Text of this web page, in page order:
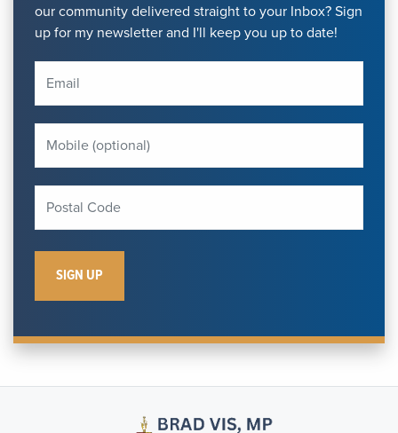
our community delivered straight to your Inbox? Sign
up for my newsletter and I'll keep you up to date!